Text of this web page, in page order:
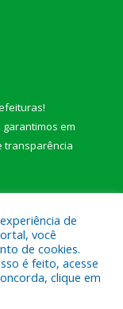
!
em
transparência
de Afuá.
de
você
de cookies.
é feito, acesse
clique em